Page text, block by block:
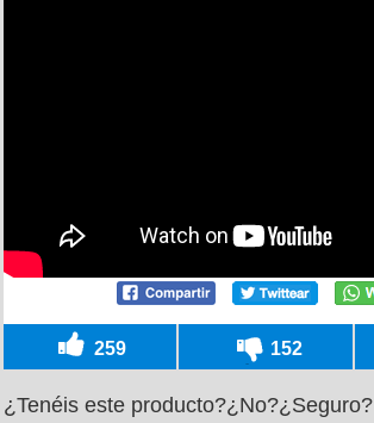
259 152
¿Tenéis este producto?¿No?¿Seguro?